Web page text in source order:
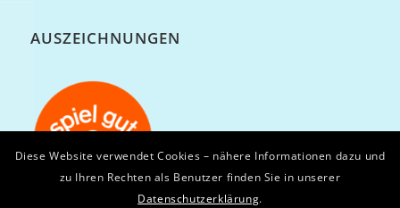
AUSZEICHNUNGEN
Diese Website verwendet Cookies – nähere Informationen dazu und
zu Ihren Rechten als Benutzer finden Sie in unserer
Datenschutzerklärung.